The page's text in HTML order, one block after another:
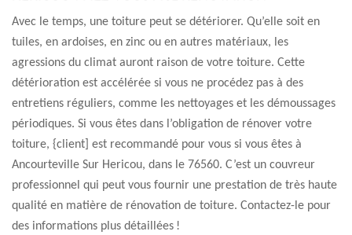
Avec le temps, une toiture peut se détériorer. Qu’elle soit en
tuiles, en ardoises, en zinc ou en autres matériaux, les
agressions du climat auront raison de votre toiture. Cette
détérioration est accélérée si vous ne procédez pas à des
entretiens réguliers, comme les nettoyages et les démoussages
périodiques. Si vous êtes dans l’obligation de rénover votre
toiture, {client] est recommandé pour vous si vous êtes à
Ancourteville Sur Hericou, dans le 76560. C’est un couvreur
professionnel qui peut vous fournir une prestation de très haute
qualité en matière de rénovation de toiture. Contactez-le pour
des informations plus détaillées !